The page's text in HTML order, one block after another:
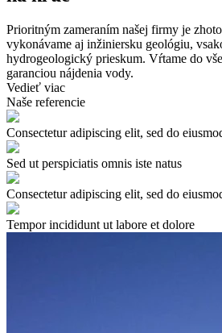
Prioritným zameraním našej firmy je
vykonávame aj inžiniersku geológiu,
hydrogeologický prieskum. Vŕtame do
garanciou nájdenia vody.
Vedieť viac
Naše referencie
Consectetur adipiscing elit, sed do
Sed ut perspiciatis omnis iste natus
Consectetur adipiscing elit, sed do
Tempor incididunt ut labore et dolore